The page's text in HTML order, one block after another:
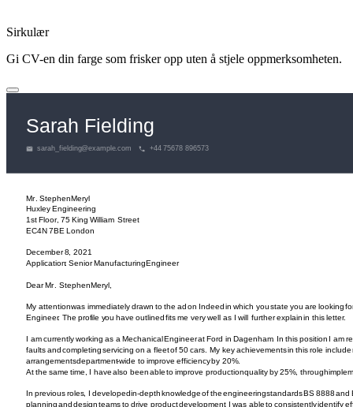
Sirkulær
Gi CV-en din farge som frisker opp uten å stjele oppmerksomheten.